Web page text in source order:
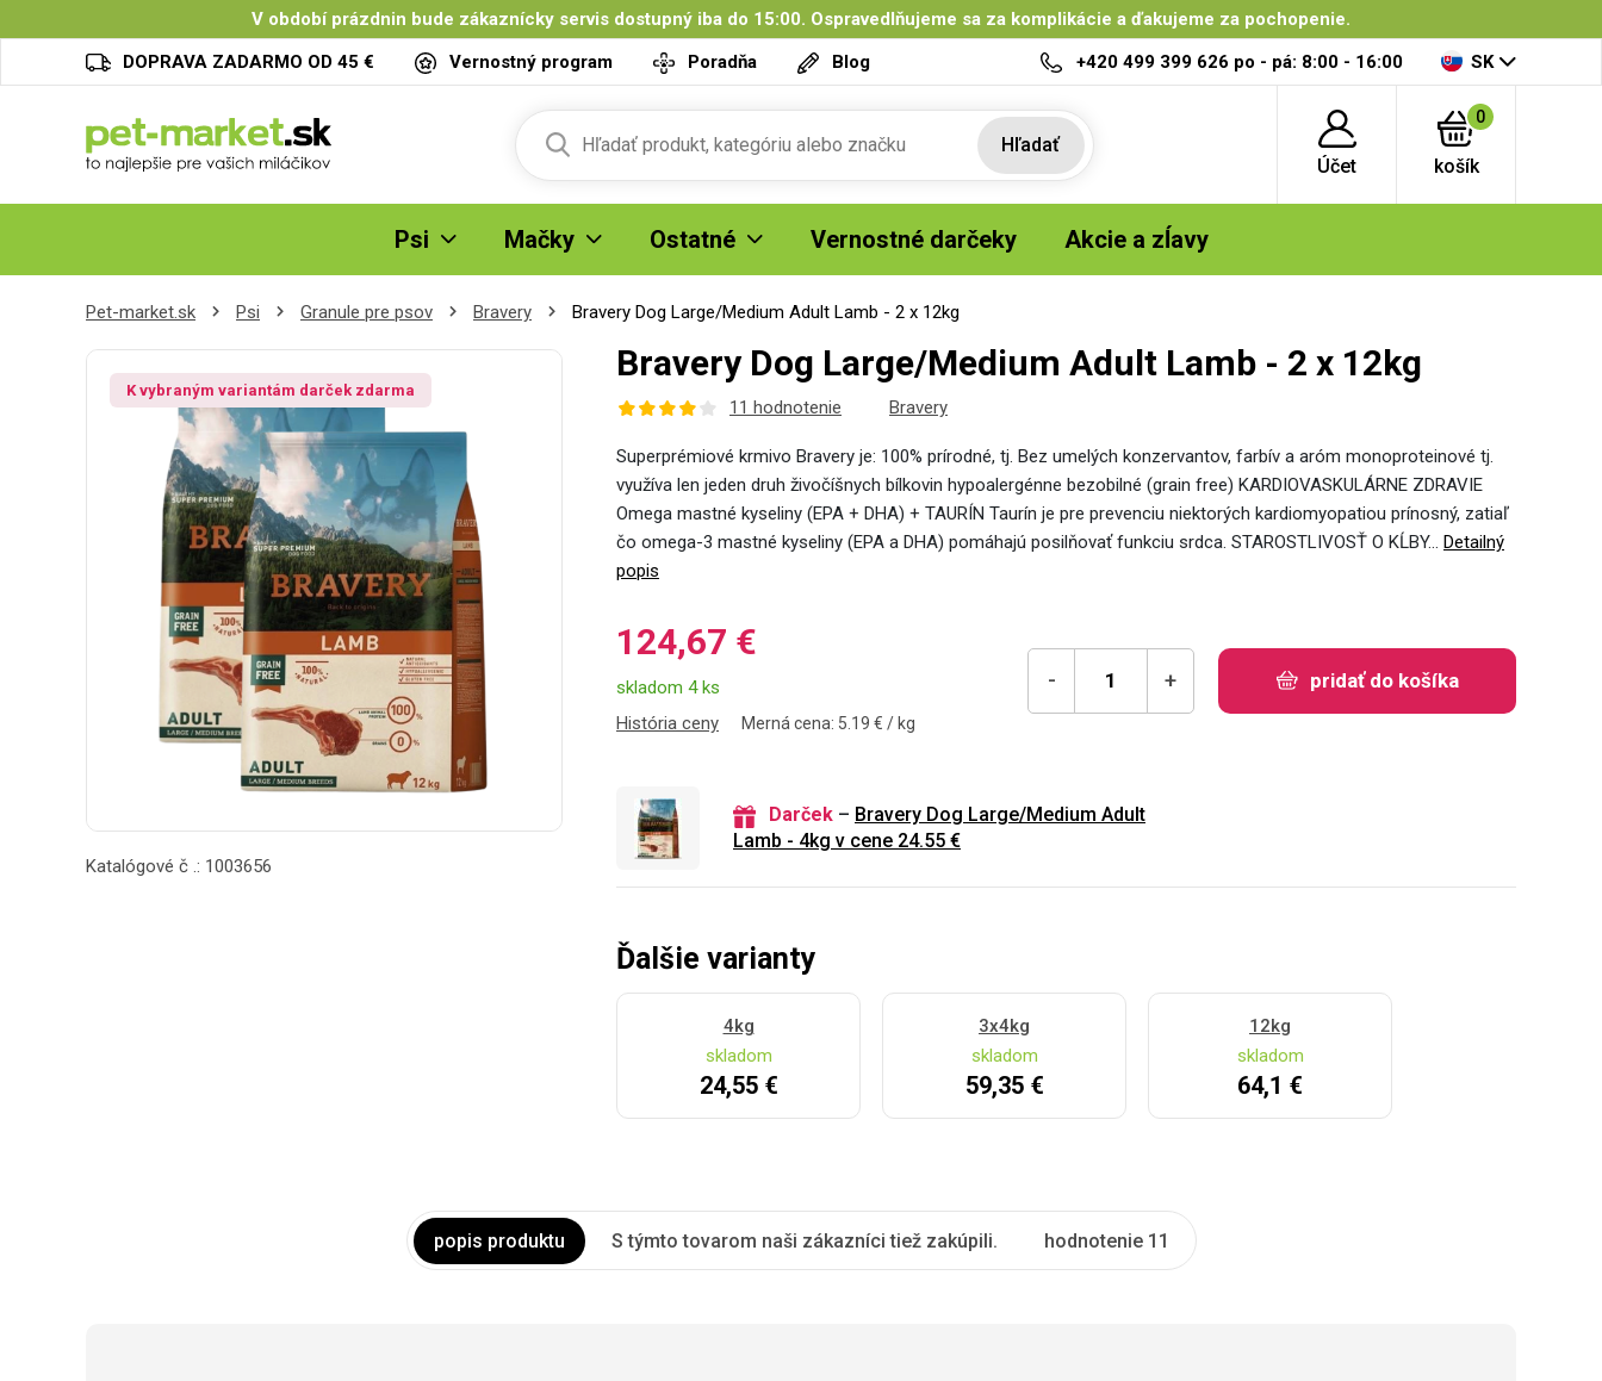
V období prázdnin bude zákaznícky servis dostupný iba do 15:00. Ospravedlňujeme sa za komplikácie a ďakujeme za pochopenie.
DOPRAVA ZADARMO OD 45 €
Vernostný program Poradňa Blog +420 499 399 626 po - pá: 8:00 - 16:00 SK
Hľadať
Účet
0
košík
Psi Mačky Ostatné Vernostné darčeky Akcie a zĺavy
Pet-market.sk Psi Granule pre psov Bravery Bravery Dog Large/Medium Adult Lamb - 2 x 12kg
Bravery Dog Large/Medium Adult Lamb - 2 x 12kg
K vybraným variantám darček zdarma
Katalógové č .: 1003656
11 hodnotenie Bravery
Superprémiové krmivo Bravery je: 100% prírodné, tj. Bez umelých konzervantov, farbív a aróm monoproteinové tj.
využíva len jeden druh živočíšnych bílkovin hypoalergénne bezobilné (grain free) KARDIOVASKULÁRNE ZDRAVIE
Omega mastné kyseliny (EPA + DHA) + TAURÍN Taurín je pre prevenciu niektorých kardiomyopatiou prínosný, zatiaľ
čo omega-3 mastné kyseliny (EPA a DHA) pomáhajú posilňovať funkciu srdca. STAROSTLIVOSŤ O KĹBY… Detailný
popis
124,67 €
skladom 4 ks
História ceny
Merná cena: 5.19 € / kg
- + pridať do košíka
Darček – Bravery Dog Large/Medium Adult
Lamb - 4kg v cene 24.55 €
Ďalšie varianty
4kg
skladom
24,55 €
3x4kg
skladom
59,35 €
12kg
skladom
64,1 €
popis produktu S týmto tovarom naši zákazníci tiež zakúpili. hodnotenie 11